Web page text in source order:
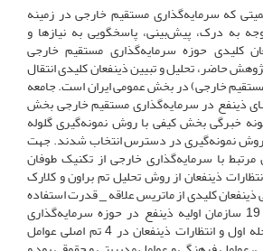
که سرمایه‌گذاری مستقیم خارجی در زمینه
به درک، پیش‌بینی، پاسخگویی به نیازها و
کلیدی حوزه سرمایه‌گذاری مستقیم خارجی
حاضر، تحلیل و تبیین ذینفعان کلیدی انتقال
خارجی) در بخش عمومی ایران است. جامعه
ذینفع در سرمایه‌گذاری مستقیم خارجی بخش
خبرگی بخش کیفی با روش نمونه‌گیری گلوله
نمونه‌گیری در دسترس انتخاب شدند. جهت
مرتبط با سرمایه‌گذاری خارجی از تکنیک طوفان
ذینفعان از روش تحلیل تم براون و کلارک
ذینفعان کلیدی از ماتریس علاقه _ قدرت استفاده
شد. یافته ها حاکی از 19 سازمان اولیه ذینفع در حوزه سرمایه‌گذاری
مستقیم خارجی در مرحله اول و انتظارات ذینفعان در 4 تم اصلی عوامل